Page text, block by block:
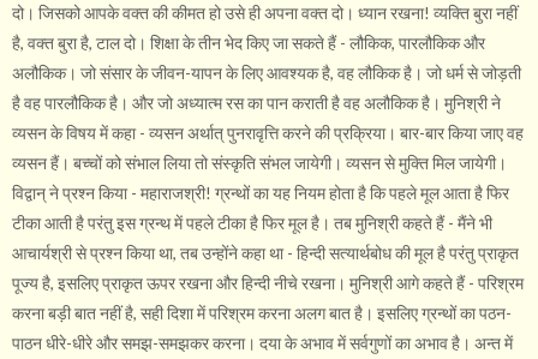
दो। जिसको आपके वक्त की कीमत हो उसे ही अपना वक्त दो। ध्यान रखना! व्यक्ति बुरा नहीं
है, वक्त बुरा है, टाल दो। शिक्षा के तीन भेद किए जा सकते हैं - लौकिक, पारलौकिक और
अलौकिक। जो संसार के जीवन-यापन के लिए आवश्यक है, वह लौकिक है। जो धर्म से जोड़ती
है वह पारलौकिक है। और जो अध्यात्म रस का पान कराती है वह अलौकिक है। मुनिश्री ने
व्यसन के विषय में कहा - व्यसन अर्थात् पुनरावृत्ति करने की प्रक्रिया। बार-बार किया जाए वह
व्यसन हैं। बच्चों को संभाल लिया तो संस्कृति संभल जायेगी। व्यसन से मुक्ति मिल जायेगी।
विद्वान् ने प्रश्न किया - महाराजश्री! ग्रन्थों का यह नियम होता है कि पहले मूल आता है फिर
टीका आती है परंतु इस ग्रन्थ में पहले टीका है फिर मूल है। तब मुनिश्री कहते हैं - मैंने भी
आचार्यश्री से प्रश्न किया था, तब उन्होंने कहा था - हिन्दी सत्यार्थबोध की मूल है परंतु प्राकृत
पूज्य है, इसलिए प्राकृत ऊपर रखना और हिन्दी नीचे रखना। मुनिश्री आगे कहते हैं - परिश्रम
करना बड़ी बात नहीं है, सही दिशा में परिश्रम करना अलग बात है। इसलिए ग्रन्थों का पठन-
पाठन धीरे-धीरे और समझ-समझकर करना। दया के अभाव में सर्वगुणों का अभाव है। अन्त में